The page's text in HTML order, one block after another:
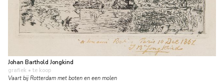
Johan Barthold Jongkind
grafiek • te koop
Vaart bij Rotterdam met boten en een molen